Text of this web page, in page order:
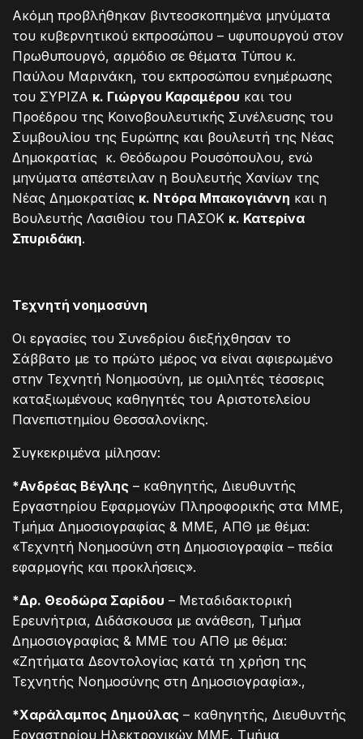
Ακόμη προβλήθηκαν βιντεοσκοπημένα μηνύματα
του κυβερνητικού εκπροσώπου – υφυπουργού στον
Πρωθυπουργό, αρμόδιο σε θέματα Τύπου κ.
Παύλου Μαρινάκη, του εκπροσώπου ενημέρωσης
του ΣΥΡΙΖΑ κ. Γιώργου Καραμέρου και του
Προέδρου της Κοινοβουλευτικής Συνέλευσης του
Συμβουλίου της Ευρώπης και βουλευτή της Νέας
Δημοκρατίας κ. Θεόδωρου Ρουσόπουλου, ενώ
μηνύματα απέστειλαν η Βουλευτής Χανίων της
Νέας Δημοκρατίας κ. Ντόρα Μπακογιάννη και η
Βουλευτής Λασιθίου του ΠΑΣΟΚ κ. Κατερίνα
Σπυριδάκη.
Τεχνητή νοημοσύνη
Οι εργασίες του Συνεδρίου διεξήχθησαν το
Σάββατο με το πρώτο μέρος να είναι αφιερωμένο
στην Τεχνητή Νοημοσύνη, με ομιλητές τέσσερις
καταξιωμένους καθηγητές του Αριστοτελείου
Πανεπιστημίου Θεσσαλονίκης.
Συγκεκριμένα μίλησαν:
*Ανδρέας Βέγλης – καθηγητής, Διευθυντής
Εργαστηρίου Εφαρμογών Πληροφορικής στα ΜΜΕ,
Τμήμα Δημοσιογραφίας & ΜΜΕ, ΑΠΘ με θέμα:
«Τεχνητή Νοημοσύνη στη Δημοσιογραφία – πεδία
εφαρμογής και προκλήσεις».
*Δρ. Θεοδώρα Σαρίδου – Μεταδιδακτορική
Ερευνήτρια, Διδάσκουσα με ανάθεση, Τμήμα
Δημοσιογραφίας & ΜΜΕ του ΑΠΘ με θέμα:
«Ζητήματα Δεοντολογίας κατά τη χρήση της
Τεχνητής Νοημοσύνης στη Δημοσιογραφία».,
*Χαράλαμπος Δημούλας – καθηγητής, Διευθυντής
Εργαστηρίου Ηλεκτρονικών ΜΜΕ, Τμήμα